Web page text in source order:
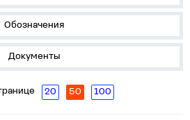
Обозначения
Документы
20 50 100